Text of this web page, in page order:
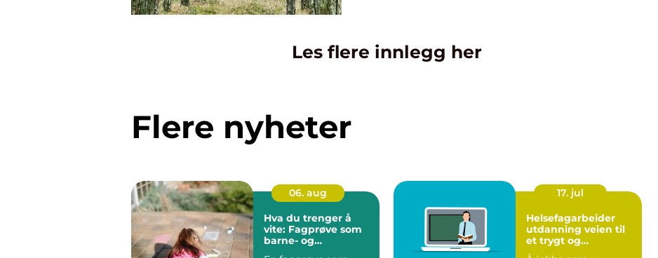
Les flere innlegg her
Flere nyheter
06. aug
Hva du trenger å
vite: Fagprøve som
barne- og
17. jul
Helsefagarbeider
utdanning veien til
et trygt og
meningsfylt yrke